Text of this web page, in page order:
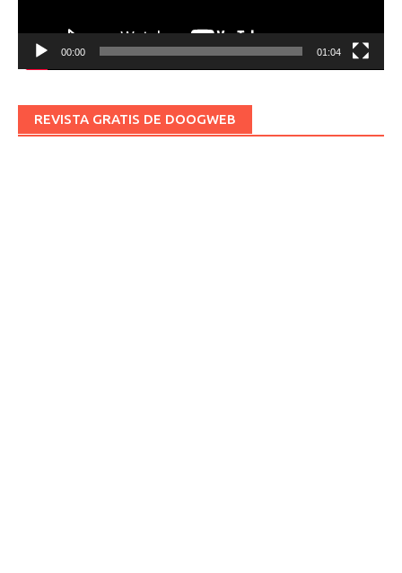
00:00 01:04
REVISTA GRATIS DE DOOGWEB